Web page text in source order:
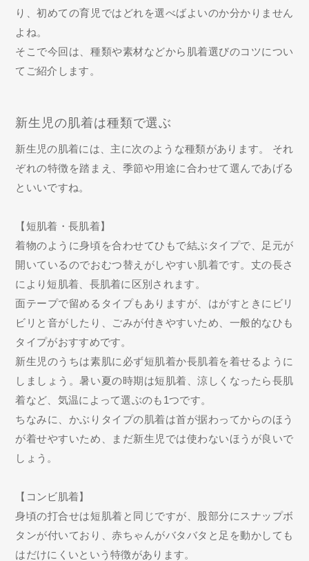
り、初めての育児ではどれを選べばよいのか分かりません
よね。
そこで今回は、種類や素材などから肌着選びのコツについ
てご紹介します。
新生児の肌着は種類で選ぶ
新生児の肌着には、主に次のような種類があります。 それ
ぞれの特徴を踏まえ、季節や用途に合わせて選んであげる
といいですね。
【短肌着・長肌着】
着物のように身頃を合わせてひもで結ぶタイプで、足元が
開いているのでおむつ替えがしやすい肌着です。丈の長さ
により短肌着、長肌着に区別されます。
面テープで留めるタイプもありますが、はがすときにビリ
ビリと音がしたり、ごみが付きやすいため、一般的なひも
タイプがおすすめです。
新生児のうちは素肌に必ず短肌着か長肌着を着せるように
しましょう。暑い夏の時期は短肌着、涼しくなったら長肌
着など、気温によって選ぶのも1つです。
ちなみに、かぶりタイプの肌着は首が据わってからのほう
が着せやすいため、まだ新生児では使わないほうが良いで
しょう。
【コンビ肌着】
身頃の打合せは短肌着と同じですが、股部分にスナップボ
タンが付いており、赤ちゃんがバタバタと足を動かしても
はだけにくいという特徴があります。